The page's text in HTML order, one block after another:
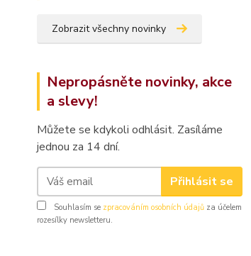
Zobrazit všechny novinky
Nepropásněte novinky, akce
a slevy!
Můžete se kdykoli odhlásit. Zasíláme
jednou za 14 dní.
Přihlásit se
Souhlasím se zpracováním osobních údajů za účelem
rozesílky newsletteru.